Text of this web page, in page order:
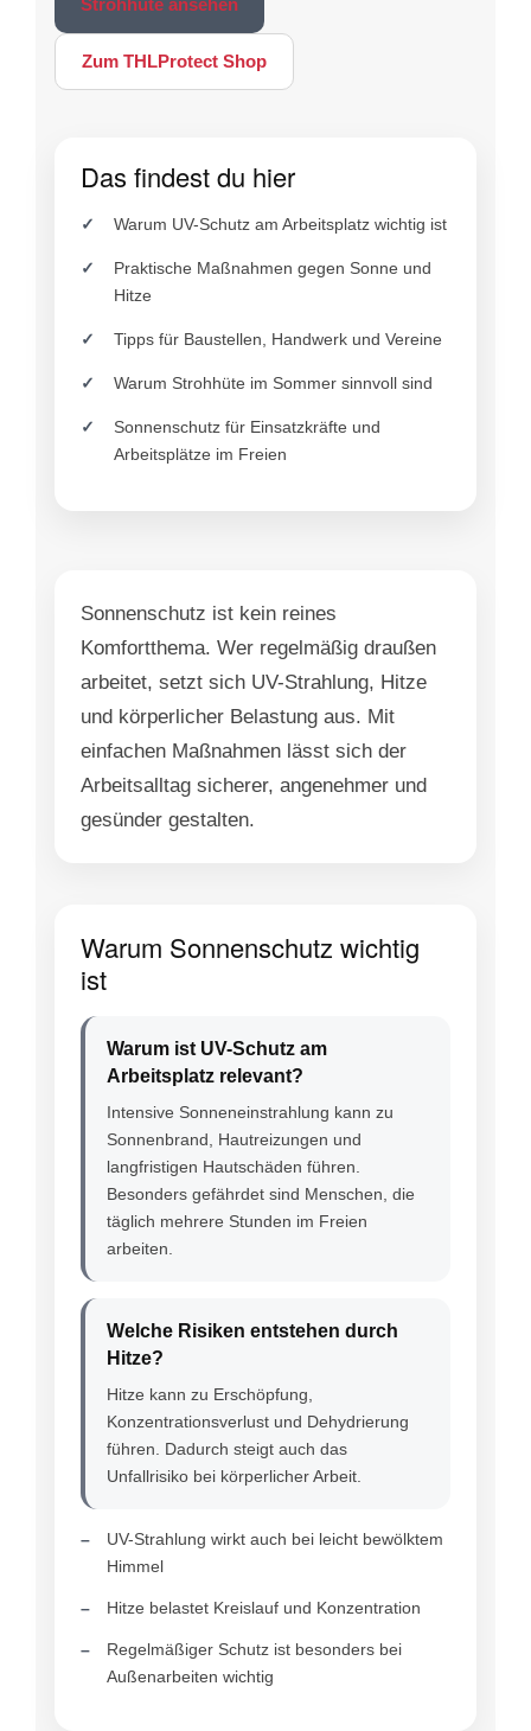
Strohhüte ansehen
Zum THLProtect Shop
Das findest du hier
Warum UV-Schutz am Arbeitsplatz wichtig ist
Praktische Maßnahmen gegen Sonne und
Hitze
Tipps für Baustellen, Handwerk und Vereine
Warum Strohhüte im Sommer sinnvoll sind
Sonnenschutz für Einsatzkräfte und
Arbeitsplätze im Freien
Sonnenschutz ist kein reines
Komfortthema. Wer regelmäßig draußen
arbeitet, setzt sich UV-Strahlung, Hitze
und körperlicher Belastung aus. Mit
einfachen Maßnahmen lässt sich der
Arbeitsalltag sicherer, angenehmer und
gesünder gestalten.
Warum Sonnenschutz wichtig
ist
Warum ist UV-Schutz am
Arbeitsplatz relevant?
Intensive Sonneneinstrahlung kann zu
Sonnenbrand, Hautreizungen und
langfristigen Hautschäden führen.
Besonders gefährdet sind Menschen, die
täglich mehrere Stunden im Freien
arbeiten.
Welche Risiken entstehen durch
Hitze?
Hitze kann zu Erschöpfung,
Konzentrationsverlust und Dehydrierung
führen. Dadurch steigt auch das
Unfallrisiko bei körperlicher Arbeit.
UV-Strahlung wirkt auch bei leicht bewölktem
Himmel
Hitze belastet Kreislauf und Konzentration
Regelmäßiger Schutz ist besonders bei
Außenarbeiten wichtig